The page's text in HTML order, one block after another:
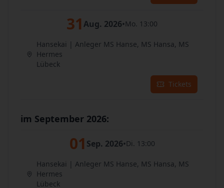
31 Aug. 2026•Mo. 13:00
Hansekai | Anleger MS Hanse, MS Hansa, MS
Hermes
Lübeck
Tickets
im September 2026:
01 Sep. 2026•Di. 13:00
Hansekai | Anleger MS Hanse, MS Hansa, MS
Hermes
Lübeck